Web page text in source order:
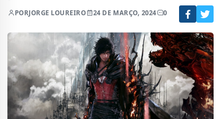
PORJORGE LOUREIRO 24 DE MARÇO, 2024 0